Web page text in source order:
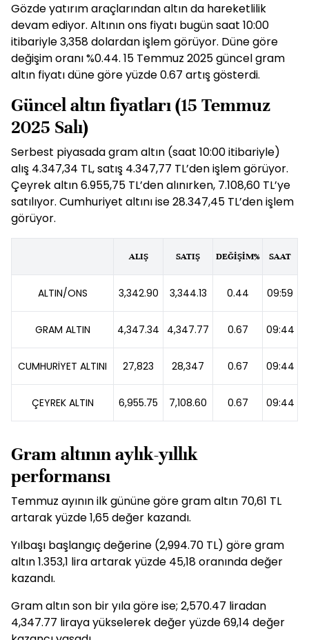
Gözde yatırım araçlarından altın da hareketlilik
devam ediyor. Altının ons fiyatı bugün saat 10:00
itibariyle 3,358 dolardan işlem görüyor. Düne göre
değişim oranı %0.44. 15 Temmuz 2025 güncel gram
altın fiyatı düne göre yüzde 0.67 artış gösterdi.
Güncel altın fiyatları (15 Temmuz
2025 Salı)
Serbest piyasada gram altın (saat 10:00 itibariyle)
alış 4.347,34 TL, satış 4.347,77 TL’den işlem görüyor.
Çeyrek altın 6.955,75 TL’den alınırken, 7.108,60 TL’ye
satılıyor. Cumhuriyet altını ise 28.347,45 TL’den işlem
görüyor.
ALIŞ SATIŞ DEĞİŞİM% SAAT
ALTIN/ONS 3,342.90 3,344.13 0.44 09:59
GRAM ALTIN 4,347.34 4,347.77 0.67 09:44
CUMHURİYET ALTINI 27,823 28,347 0.67 09:44
ÇEYREK ALTIN 6,955.75 7,108.60 0.67 09:44
Gram altının aylık-yıllık
performansı
Temmuz ayının ilk gününe göre gram altın 70,61 TL
artarak yüzde 1,65 değer kazandı.
Yılbaşı başlangıç değerine (2,994.70 TL) göre gram
altın 1.353,1 lira artarak yüzde 45,18 oranında değer
kazandı.
Gram altın son bir yıla göre ise; 2,570.47 liradan
4,347.77 liraya yükselerek değer yüzde 69,14 değer